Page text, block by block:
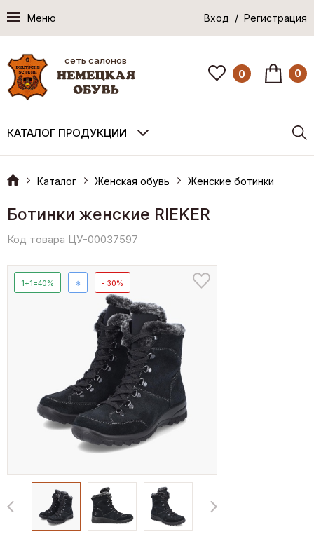
Меню Вход / Регистрация
сеть салонов
0 0
КАТАЛОГ ПРОДУКЦИИ
Каталог Женская обувь Женские ботинки
Ботинки женские RIEKER
Код товара ЦУ-00037597
1+1=40% ❄ - 30%